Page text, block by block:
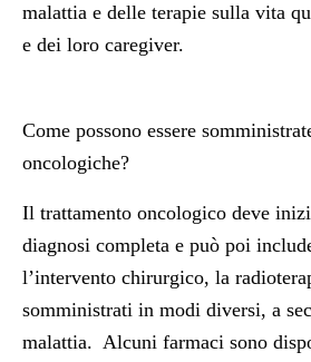
malattia e delle terapie sulla vita
e dei loro caregiver.
Come possono essere
oncologiche?
Il trattamento oncologico deve
diagnosi completa e può poi
l’intervento chirurgico, la
somministrati in modi diversi, a
malattia. Alcuni farmaci sono